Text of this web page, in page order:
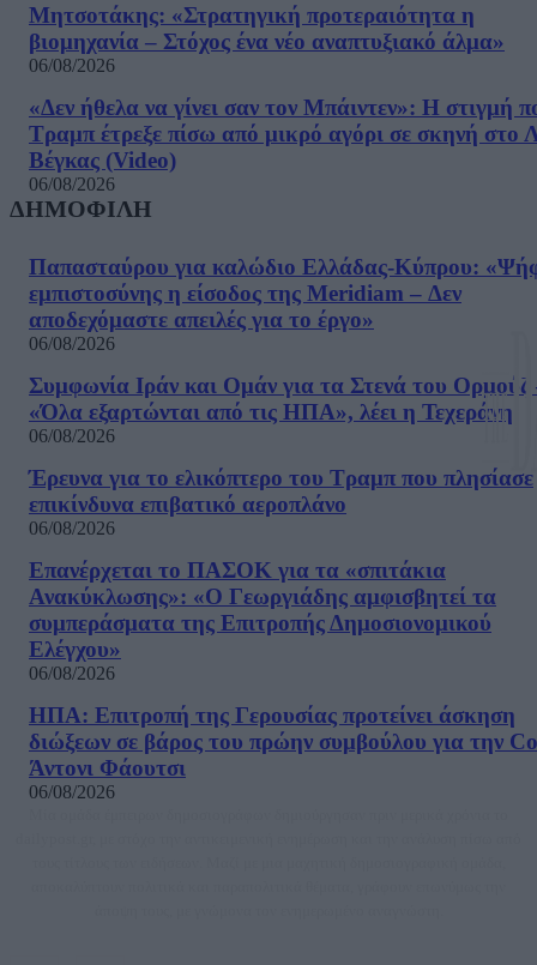
Μητσοτάκης: «Στρατηγική προτεραιότητα η
βιομηχανία – Στόχος ένα νέο αναπτυξιακό άλμα»
06/08/2026
«Δεν ήθελα να γίνει σαν τον Μπάιντεν»: Η στιγμή
Τραμπ έτρεξε πίσω από μικρό αγόρι σε σκηνή στο
Βέγκας (Video)
06/08/2026
ΔΗΜΟΦΙΛΗ
Παπασταύρου για καλώδιο Ελλάδας-Κύπρου:
εμπιστοσύνης η είσοδος της Meridiam – Δεν
αποδεχόμαστε απειλές για το έργο»
06/08/2026
Συμφωνία Ιράν και Ομάν για τα Στενά του Ορμούζ
«Όλα εξαρτώνται από τις ΗΠΑ», λέει η Τεχεράνη
06/08/2026
Έρευνα για το ελικόπτερο του Τραμπ που πλησίασε
επικίνδυνα επιβατικό αεροπλάνο
06/08/2026
Επανέρχεται το ΠΑΣΟΚ για τα «σπιτάκια
Ανακύκλωσης»: «Ο Γεωργιάδης αμφισβητεί τα
συμπεράσματα της Επιτροπής Δημοσιονομικού
Ελέγχου»
06/08/2026
ΗΠΑ: Επιτροπή της Γερουσίας προτείνει άσκηση
διώξεων σε βάρος του πρώην συμβούλου για την
Άντονι Φάουτσι
06/08/2026